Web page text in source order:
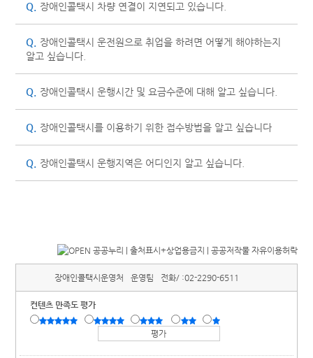
Q. 장애인콜택시 차량 연결이 지연되고 있습니다.
Q.
장애인콜택시 운전원으로 취업을 하려면 어떻게 해야하는지
알고 싶습니다.
Q. 장애인콜택시 운행시간 및 요금수준에 대해 알고 싶습니다.
Q. 장애인콜택시를 이용하기 위한 접수방법을 알고 싶습니다
Q. 장애인콜택시 운행지역은 어디인지 알고 싶습니다.
장애인콜택시운영처 운영팀 전화/ :02-2290-6511
컨텐츠 만족도 평가